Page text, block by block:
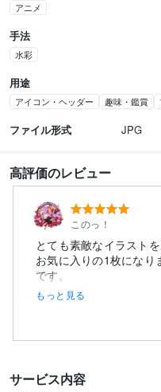
アニメ
手法
水彩
用途
アイコン・ヘッダー 趣味・鑑賞
ファイル形式 JPG
高評価のレビュー
このっ！
とても素敵なイラスト
お気に入りの1枚になり
です。
もっと見る
サービス内容